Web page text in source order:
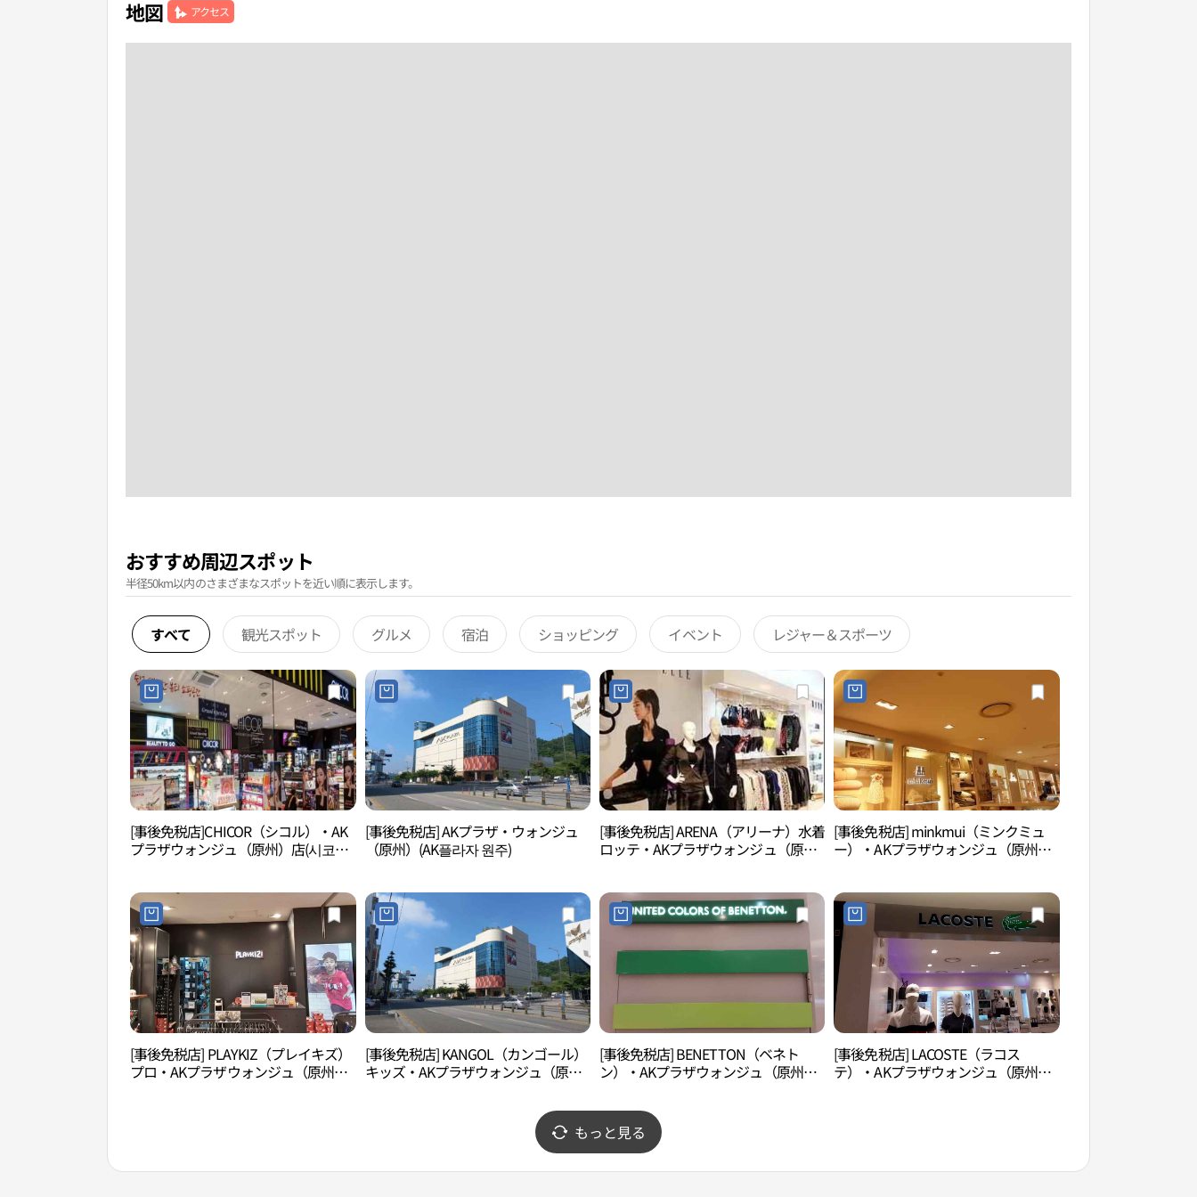
地図 アクセス
おすすめ周辺スポット
半径50km以内のさまざまなスポットを近い順に表示します。
すべて 観光スポット グルメ 宿泊 ショッピング イベント レジャー＆スポーツ
[事後免税店]CHICOR（シコル）・AK
プラザウォンジュ（原州）店(시코르
[事後免税店] AKプラザ・ウォンジュ
（原州）(AK플라자 원주)
[事後免税店] ARENA（アリーナ）水着
ロッテ・AKプラザウォンジュ（原
[事後免税店] minkmui（ミンクミュ
ー）・AKプラザウォンジュ（原州）
[事後免税店] PLAYKIZ（プレイキズ）
プロ・AKプラザウォンジュ（原州）
[事後免税店] KANGOL（カンゴール）
キッズ・AKプラザウォンジュ（原
[事後免税店] BENETTON（ベネト
ン）・AKプラザウォンジュ（原州）
[事後免税店] LACOSTE（ラコス
テ）・AKプラザウォンジュ（原州）
もっと見る